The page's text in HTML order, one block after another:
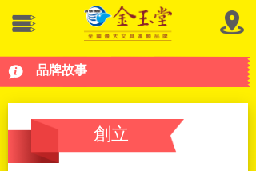
品牌故事
創立